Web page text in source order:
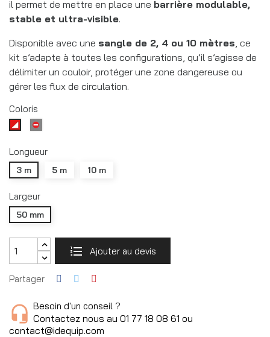
il permet de mettre en place une barrière modulable,
stable et ultra-visible.
Disponible avec une sangle de 2, 4 ou 10 mètres, ce
kit s’adapte à toutes les configurations, qu’il s’agisse de
délimiter un couloir, protéger une zone dangereuse ou
gérer les flux de circulation.
Coloris
Rouge/blanc
Longueur
3 m 5 m 10 m
Largeur
50 mm
Ajouter au devis
Partager
Besoin d'un conseil ?
Contactez nous au 01 77 18 08 61 ou
contact@idequip.com